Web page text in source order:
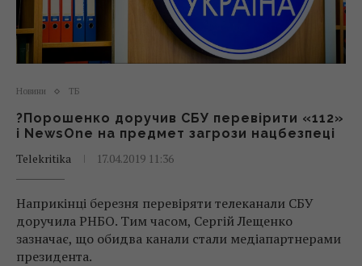
Новини ТБ
?Порошенко доручив СБУ перевірити «112»
і NewsOne на предмет загрози нацбезпеці
Telekritika
17.04.2019 11:36
Наприкінці березня перевіряти телеканали СБУ
доручила РНБО. Тим часом, Сергій Лещенко
зазначає, що обидва канали стали медіапартнерами
президента.